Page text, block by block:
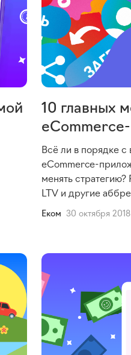
10 главных
Всё ли в порядке с
eCommerce-
менять стратегию?
LTV и другие
Еком 30 октября 2018